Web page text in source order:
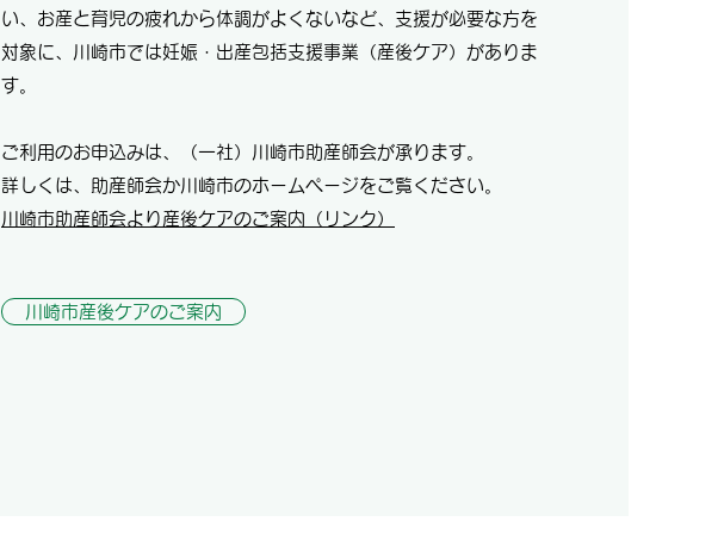
い、お産と育児の疲れから体調がよくないなど、支援が必要な方を
対象に、川崎市では妊娠・出産包括支援事業（産後ケア）がありま
す。
ご利用のお申込みは、（一社）川崎市助産師会が承ります。
詳しくは、助産師会か川崎市のホームページをご覧ください。
川崎市助産師会より産後ケアのご案内（リンク）
川崎市産後ケアのご案内